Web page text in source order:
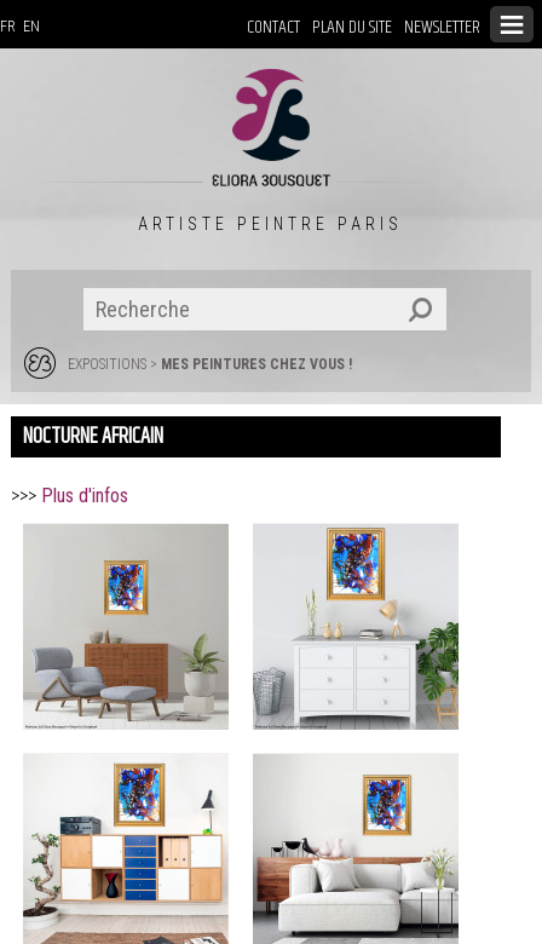
CONTACT PLAN DU SITE NEWSLETTER
FR EN
ARTISTE PEINTRE PARIS
EXPOSITIONS> MES PEINTURES CHEZ VOUS !
NOCTURNE AFRICAIN
>>> Plus d'infos